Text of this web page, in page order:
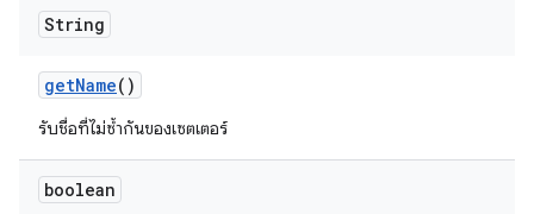
String
getName()
รับชื่อที่ไม่ซ้ำกันของเซตเตอร์
boolean